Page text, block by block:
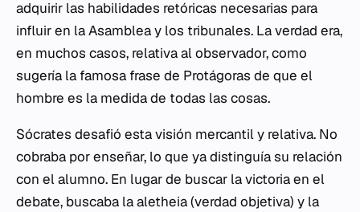
adquirir las habilidades retóricas necesarias para
influir en la Asamblea y los tribunales. La verdad era,
en muchos casos, relativa al observador, como
sugería la famosa frase de Protágoras de que el
hombre es la medida de todas las cosas.
Sócrates desafió esta visión mercantil y relativa. No
cobraba por enseñar, lo que ya distinguía su relación
con el alumno. En lugar de buscar la victoria en el
debate, buscaba laaletheia(verdad objetiva) y la